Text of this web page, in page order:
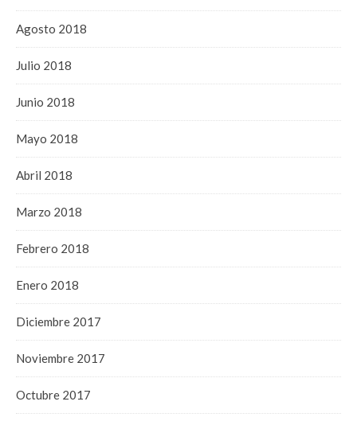
Agosto 2018
Julio 2018
Junio 2018
Mayo 2018
Abril 2018
Marzo 2018
Febrero 2018
Enero 2018
Diciembre 2017
Noviembre 2017
Octubre 2017